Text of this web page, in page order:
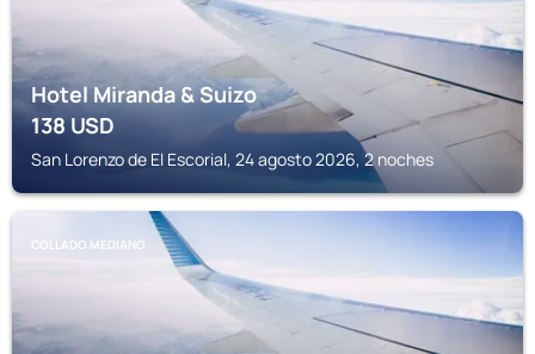
Hotel Miranda & Suizo
138USD
San Lorenzo de El Escorial, 24 agosto 2026, 2 noches
COLLADO MEDIANO